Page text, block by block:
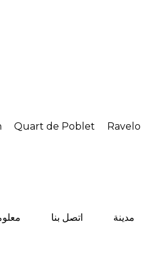
Quart de Poblet Ravelo
اتصل بنا مدينة